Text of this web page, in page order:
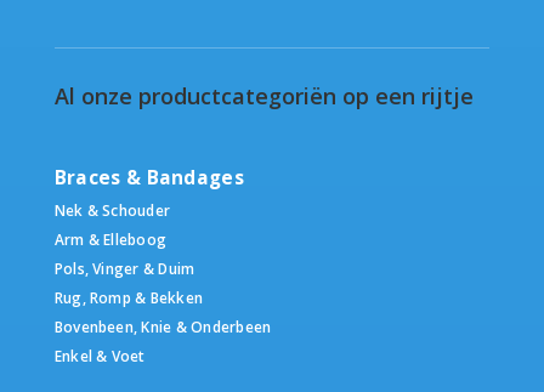
Al onze productcategoriën op een rijtje
Braces & Bandages
Nek & Schouder
Arm & Elleboog
Pols, Vinger & Duim
Rug, Romp & Bekken
Bovenbeen, Knie & Onderbeen
Enkel & Voet